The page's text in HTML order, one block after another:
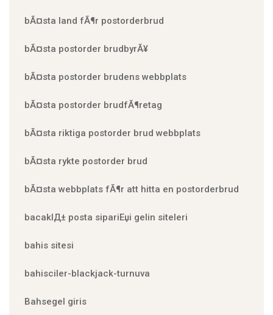
bÃ¤sta land fÃ¶r postorderbrud
bÃ¤sta postorder brudbyrÃ¥
bÃ¤sta postorder brudens webbplats
bÃ¤sta postorder brudfÃ¶retag
bÃ¤sta riktiga postorder brud webbplats
bÃ¤sta rykte postorder brud
bÃ¤sta webbplats fÃ¶r att hitta en postorderbrud
bacaklД± posta sipariЕџi gelin siteleri
bahis sitesi
bahisciler-blackjack-turnuva
Bahsegel giris